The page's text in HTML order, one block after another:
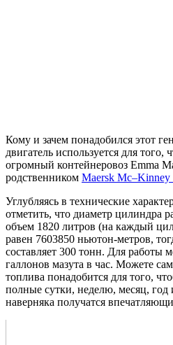
Кому и зачем понадобился этот
двигатель используется для
огромный контейнеровоз Emma
родственником Maersk Mc–Kinney
Углубляясь в технические
отметить, что диаметр цилиндра
объем 1820 литров (на каждый
равен 7603850 ньютон-метров,
составляет 300 тонн. Для работы
галлонов мазута в час. Можете
топлива понадобится для того,
полные сутки, неделю, месяц,
наверняка получатся